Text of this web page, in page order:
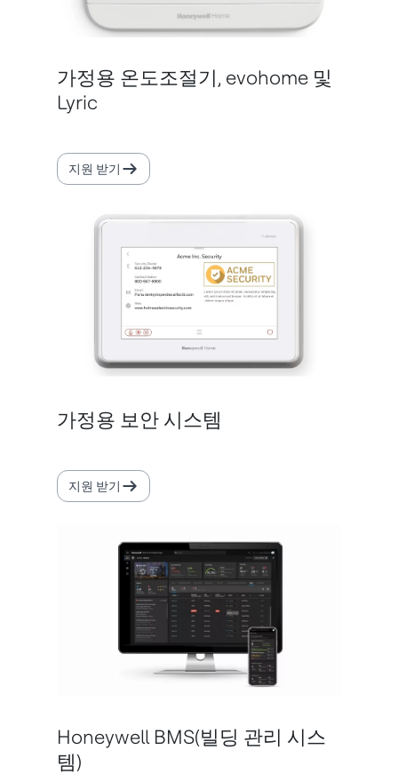
가정용 온도조절기, evohome 및
Lyric
지원 받기
가정용 보안 시스템
지원 받기
Honeywell BMS(빌딩 관리 시스
템)